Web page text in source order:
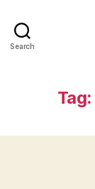
Search
Tag: